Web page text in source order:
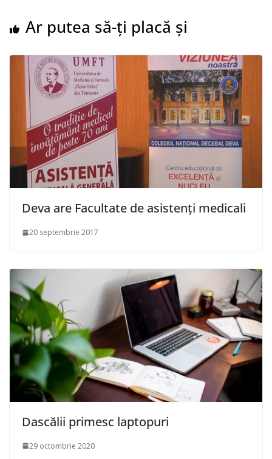
Ar putea să-ți placă și
Deva are Facultate de asistenți medicali
20 septembrie 2017
Dascălii primesc laptopuri
29 octombrie 2020